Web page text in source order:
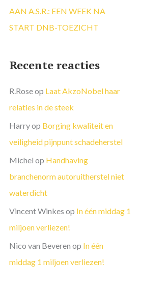
AAN A.S.R.: EEN WEEK NA
START DNB-TOEZICHT
Recente reacties
R.Roseop Laat AkzoNobel haar
relaties in de steek
Harryop Borging kwaliteit en
veiligheid pijnpunt schadeherstel
Michel op Handhaving
branchenorm autoruitherstel niet
waterdicht
Vincent Winkes op In één middag 1
miljoen verliezen!
Nico van Beveren op In één
middag 1 miljoen verliezen!